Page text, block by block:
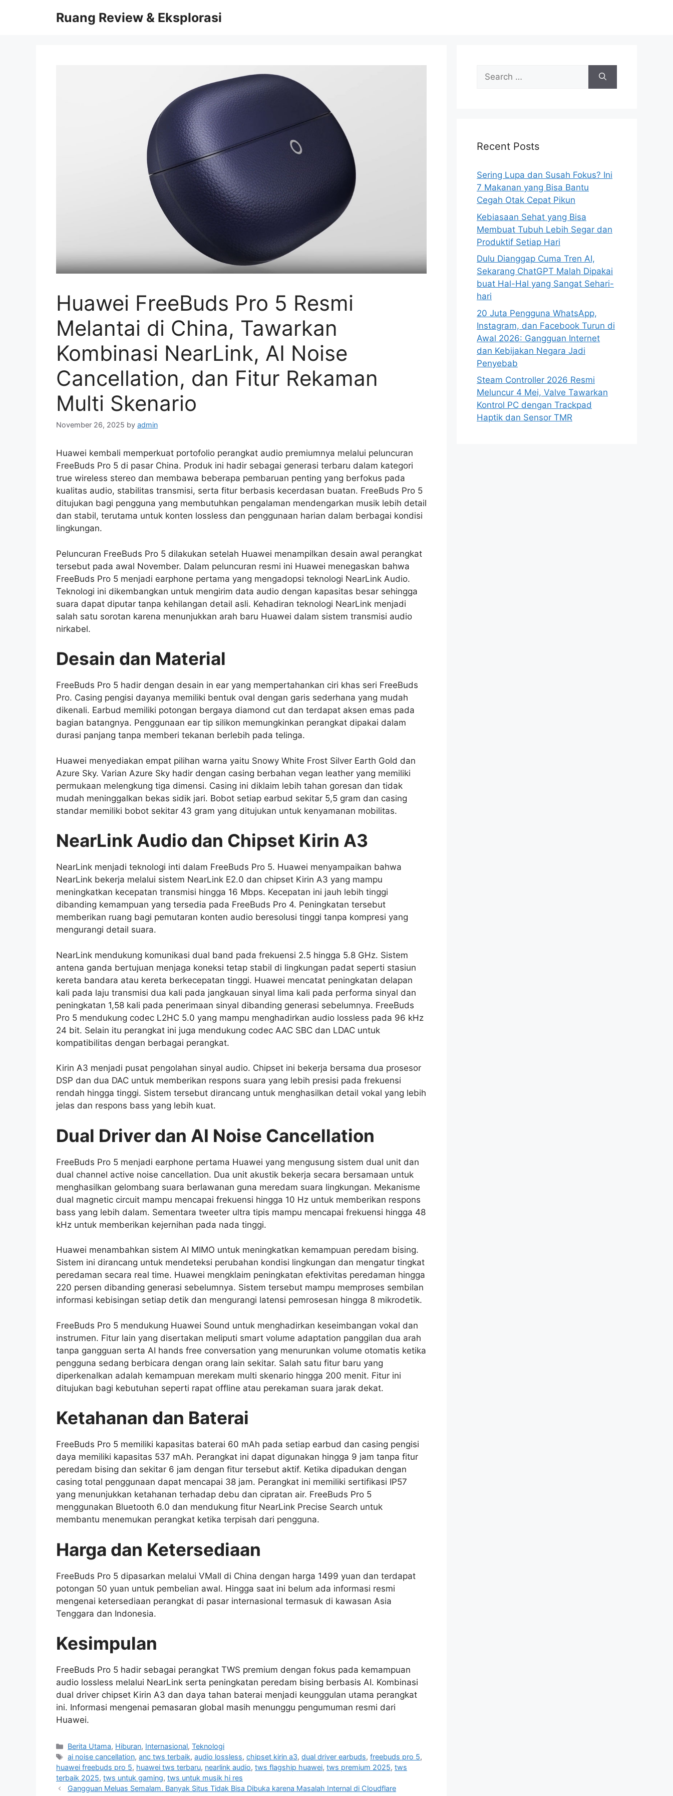
Ruang Review & Eksplorasi
Huawei FreeBuds Pro 5 Resmi
Melantai di China, Tawarkan
Kombinasi NearLink, AI Noise
Cancellation, dan Fitur Rekaman
Multi Skenario
November 26, 2025 by admin
Huawei kembali memperkuat portofolio perangkat audio premiumnya melalui peluncuran
FreeBuds Pro 5 di pasar China. Produk ini hadir sebagai generasi terbaru dalam kategori
true wireless stereo dan membawa beberapa pembaruan penting yang berfokus pada
kualitas audio, stabilitas transmisi, serta fitur berbasis kecerdasan buatan. FreeBuds Pro 5
ditujukan bagi pengguna yang membutuhkan pengalaman mendengarkan musik lebih detail
dan stabil, terutama untuk konten lossless dan penggunaan harian dalam berbagai kondisi
lingkungan.
Peluncuran FreeBuds Pro 5 dilakukan setelah Huawei menampilkan desain awal perangkat
tersebut pada awal November. Dalam peluncuran resmi ini Huawei menegaskan bahwa
FreeBuds Pro 5 menjadi earphone pertama yang mengadopsi teknologi NearLink Audio.
Teknologi ini dikembangkan untuk mengirim data audio dengan kapasitas besar sehingga
suara dapat diputar tanpa kehilangan detail asli. Kehadiran teknologi NearLink menjadi
salah satu sorotan karena menunjukkan arah baru Huawei dalam sistem transmisi audio
nirkabel.
Desain dan Material
FreeBuds Pro 5 hadir dengan desain in ear yang mempertahankan ciri khas seri FreeBuds
Pro. Casing pengisi dayanya memiliki bentuk oval dengan garis sederhana yang mudah
dikenali. Earbud memiliki potongan bergaya diamond cut dan terdapat aksen emas pada
bagian batangnya. Penggunaan ear tip silikon memungkinkan perangkat dipakai dalam
durasi panjang tanpa memberi tekanan berlebih pada telinga.
Huawei menyediakan empat pilihan warna yaitu Snowy White Frost Silver Earth Gold dan
Azure Sky. Varian Azure Sky hadir dengan casing berbahan vegan leather yang memiliki
permukaan melengkung tiga dimensi. Casing ini diklaim lebih tahan goresan dan tidak
mudah meninggalkan bekas sidik jari. Bobot setiap earbud sekitar 5,5 gram dan casing
standar memiliki bobot sekitar 43 gram yang ditujukan untuk kenyamanan mobilitas.
NearLink Audio dan Chipset Kirin A3
NearLink menjadi teknologi inti dalam FreeBuds Pro 5. Huawei menyampaikan bahwa
NearLink bekerja melalui sistem NearLink E2.0 dan chipset Kirin A3 yang mampu
meningkatkan kecepatan transmisi hingga 16 Mbps. Kecepatan ini jauh lebih tinggi
dibanding kemampuan yang tersedia pada FreeBuds Pro 4. Peningkatan tersebut
memberikan ruang bagi pemutaran konten audio beresolusi tinggi tanpa kompresi yang
mengurangi detail suara.
NearLink mendukung komunikasi dual band pada frekuensi 2.5 hingga 5.8 GHz. Sistem
antena ganda bertujuan menjaga koneksi tetap stabil di lingkungan padat seperti stasiun
kereta bandara atau kereta berkecepatan tinggi. Huawei mencatat peningkatan delapan
kali pada laju transmisi dua kali pada jangkauan sinyal lima kali pada performa sinyal dan
peningkatan 1,58 kali pada penerimaan sinyal dibanding generasi sebelumnya. FreeBuds
Pro 5 mendukung codec L2HC 5.0 yang mampu menghadirkan audio lossless pada 96 kHz
24 bit. Selain itu perangkat ini juga mendukung codec AAC SBC dan LDAC untuk
kompatibilitas dengan berbagai perangkat.
Kirin A3 menjadi pusat pengolahan sinyal audio. Chipset ini bekerja bersama dua prosesor
DSP dan dua DAC untuk memberikan respons suara yang lebih presisi pada frekuensi
rendah hingga tinggi. Sistem tersebut dirancang untuk menghasilkan detail vokal yang lebih
jelas dan respons bass yang lebih kuat.
Dual Driver dan AI Noise Cancellation
FreeBuds Pro 5 menjadi earphone pertama Huawei yang mengusung sistem dual unit dan
dual channel active noise cancellation. Dua unit akustik bekerja secara bersamaan untuk
menghasilkan gelombang suara berlawanan guna meredam suara lingkungan. Mekanisme
dual magnetic circuit mampu mencapai frekuensi hingga 10 Hz untuk memberikan respons
bass yang lebih dalam. Sementara tweeter ultra tipis mampu mencapai frekuensi hingga 48
kHz untuk memberikan kejernihan pada nada tinggi.
Huawei menambahkan sistem AI MIMO untuk meningkatkan kemampuan peredam bising.
Sistem ini dirancang untuk mendeteksi perubahan kondisi lingkungan dan mengatur tingkat
peredaman secara real time. Huawei mengklaim peningkatan efektivitas peredaman hingga
220 persen dibanding generasi sebelumnya. Sistem tersebut mampu memproses sembilan
informasi kebisingan setiap detik dan mengurangi latensi pemrosesan hingga 8 mikrodetik.
FreeBuds Pro 5 mendukung Huawei Sound untuk menghadirkan keseimbangan vokal dan
instrumen. Fitur lain yang disertakan meliputi smart volume adaptation panggilan dua arah
tanpa gangguan serta AI hands free conversation yang menurunkan volume otomatis ketika
pengguna sedang berbicara dengan orang lain sekitar. Salah satu fitur baru yang
diperkenalkan adalah kemampuan merekam multi skenario hingga 200 menit. Fitur ini
ditujukan bagi kebutuhan seperti rapat offline atau perekaman suara jarak dekat.
Ketahanan dan Baterai
FreeBuds Pro 5 memiliki kapasitas baterai 60 mAh pada setiap earbud dan casing pengisi
daya memiliki kapasitas 537 mAh. Perangkat ini dapat digunakan hingga 9 jam tanpa fitur
peredam bising dan sekitar 6 jam dengan fitur tersebut aktif. Ketika dipadukan dengan
casing total penggunaan dapat mencapai 38 jam. Perangkat ini memiliki sertifikasi IP57
yang menunjukkan ketahanan terhadap debu dan cipratan air. FreeBuds Pro 5
menggunakan Bluetooth 6.0 dan mendukung fitur NearLink Precise Search untuk
membantu menemukan perangkat ketika terpisah dari pengguna.
Harga dan Ketersediaan
FreeBuds Pro 5 dipasarkan melalui VMall di China dengan harga 1499 yuan dan terdapat
potongan 50 yuan untuk pembelian awal. Hingga saat ini belum ada informasi resmi
mengenai ketersediaan perangkat di pasar internasional termasuk di kawasan Asia
Tenggara dan Indonesia.
Kesimpulan
FreeBuds Pro 5 hadir sebagai perangkat TWS premium dengan fokus pada kemampuan
audio lossless melalui NearLink serta peningkatan peredam bising berbasis AI. Kombinasi
dual driver chipset Kirin A3 dan daya tahan baterai menjadi keunggulan utama perangkat
ini. Informasi mengenai pemasaran global masih menunggu pengumuman resmi dari
Huawei.
C
a
t
e
g
Berita Utama, Hiburan, Internasional,Teknologi
T
a
g
s
ai noise cancellation,anc tws terbaik,audio lossless,chipset kirin a3,dual driver earbuds,freebuds pro 5,
huawei freebuds pro 5, huawei tws terbaru, nearlink audio, tws flagship huawei, tws premium 2025, tws
terbaik 2025, tws untuk gaming, tws untuk musik hi res
Gangguan Meluas Semalam. Banyak Situs Tidak Bisa Dibuka karena Masalah Internal di Cloudflare
f
r
:
Recent Posts
Sering Lupa dan Susah Fokus? Ini
7 Makanan yang Bisa Bantu
Cegah Otak Cepat Pikun
Kebiasaan Sehat yang Bisa
Membuat Tubuh Lebih Segar dan
Produktif Setiap Hari
Dulu Dianggap Cuma Tren AI,
Sekarang ChatGPT Malah Dipakai
buat Hal-Hal yang Sangat Sehari-
hari
20 Juta Pengguna WhatsApp,
Instagram, dan Facebook Turun di
Awal 2026: Gangguan Internet
dan Kebijakan Negara Jadi
Penyebab
Steam Controller 2026 Resmi
Meluncur 4 Mei, Valve Tawarkan
Kontrol PC dengan Trackpad
Haptik dan Sensor TMR